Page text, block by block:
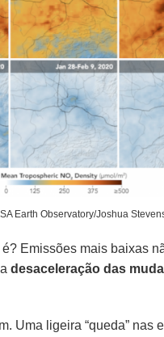
Earth Observatory/Joshua
é? Emissões mais baixas
desaceleração das
Uma ligeira “queda” nas